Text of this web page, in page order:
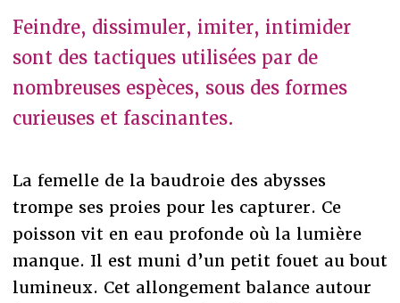
Feindre, dissimuler, imiter, intimider
sont des tactiques utilisées par de
nombreuses espèces, sous des formes
curieuses et fascinantes.
La femelle de la baudroie des abysses
trompe ses proies pour les capturer. Ce
poisson vit en eau profonde où la lumière
manque. Il est muni d’un petit fouet au bout
lumineux. Cet allongement balance autour